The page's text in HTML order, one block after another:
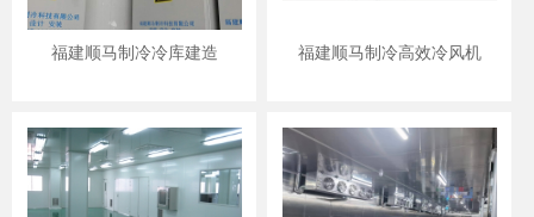
福建顺马制冷冷库建造 福建顺马制冷高效冷风机